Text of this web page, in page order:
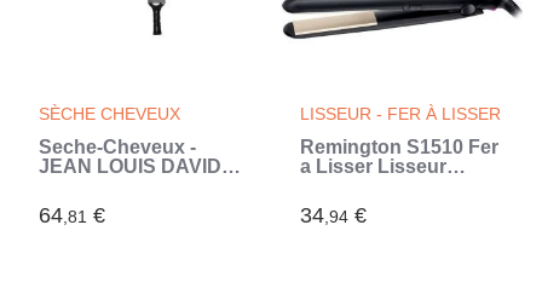
SÈCHE CHEVEUX
Seche-Cheveux -
JEAN LOUIS DAVID -
AC - Brushing &
Boucles Rebondies -
64,81 €
LISSEUR - FER À LISSER
Remington S1510 Fer
a Lisser Lisseur
Tourmaline Ionique,
Céramique,
34,94 €